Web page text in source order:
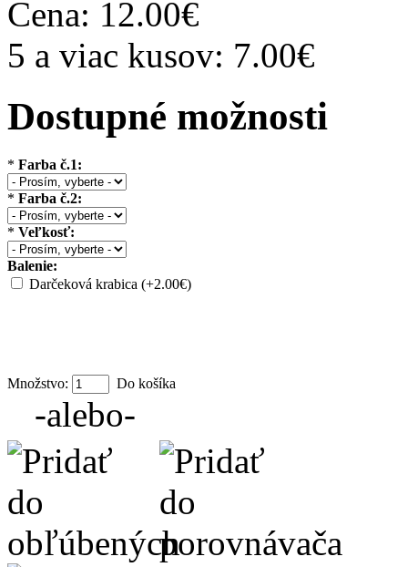
Cena: 12.00€
5 a viac kusov: 7.00€
Dostupné možnosti
* Farba č.1:
* Farba č.2:
* Veľkosť:
Balenie:
Darčeková krabica (+2.00€)
Množstvo: Do košíka
-alebo-